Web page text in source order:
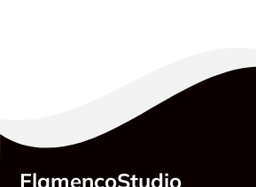
FlamencoStudio